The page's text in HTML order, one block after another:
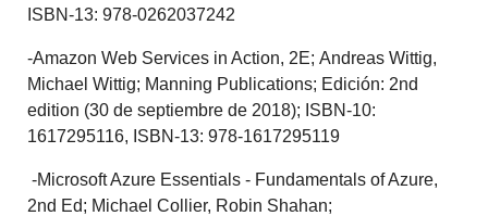
ISBN-13: 978-0262037242
-Amazon Web Services in Action, 2E; Andreas Wittig,
Michael Wittig; Manning Publications; Edición: 2nd
edition (30 de septiembre de 2018); ISBN-10:
1617295116, ISBN-13: 978-1617295119
-Microsoft Azure Essentials - Fundamentals of Azure,
2nd Ed; Michael Collier, Robin Shahan;